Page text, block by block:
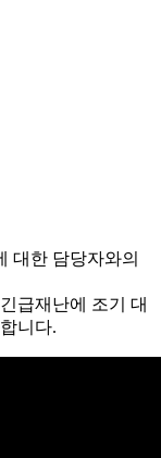
대한 담당자와의
급재난에 조기 대
니다.